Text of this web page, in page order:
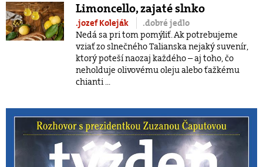
Limoncello, zajaté slnko
.jozef Koleják
.dobré jedlo
Nedá sa pri tom pomýliť. Ak potrebujeme
vziať zo slnečného Talianska nejaký suvenír,
ktorý poteší naozaj každého – aj toho, čo
neholduje olivovému oleju alebo ťažkému
chianti ...